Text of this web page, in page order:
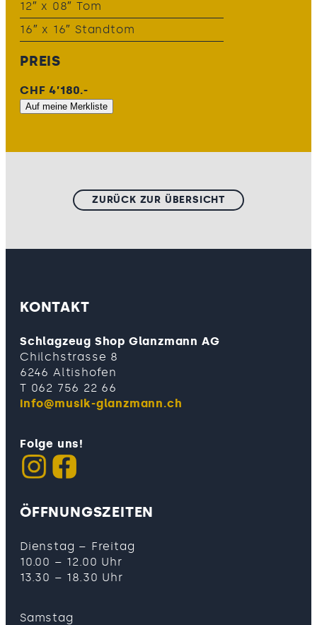
12″ x 08″ Tom
16″ x 16″ Standtom
PREIS
CHF 4’180.-
Auf meine Merkliste
ZURÜCK ZUR ÜBERSICHT
KONTAKT
Schlagzeug Shop Glanzmann AG
Chilchstrasse 8
6246 Altishofen
T 062 756 22 66
info@musik-glanzmann.ch
Folge uns!
ÖFFNUNGSZEITEN
Dienstag – Freitag
10.00 – 12.00 Uhr
13.30 – 18.30 Uhr
Samstag